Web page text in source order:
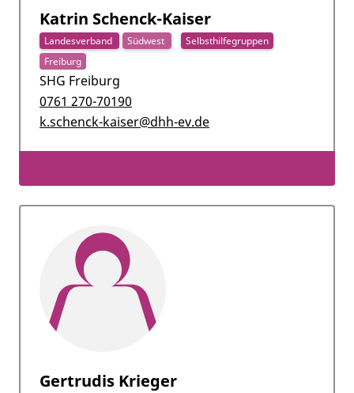
Katrin Schenck-Kaiser
Landesverband Südwest
Selbsthilfegruppen
Freiburg
SHG Freiburg
0761 270-70190
k.schenck-kaiser@dhh-ev.de
Gertrudis Krieger